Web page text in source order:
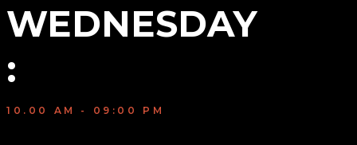
WEDNESDAY
:
10.00 AM - 09:00 PM